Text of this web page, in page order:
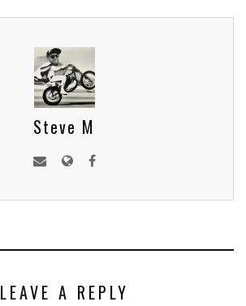
Steve M
LEAVE A REPLY